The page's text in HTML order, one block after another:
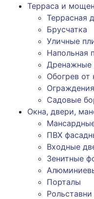
Терраса и
Террасная
Брусчатка
Уличные
Напольная
Дренажные
Обогрев от
Ограждения
Садовые
Окна, двери,
ПВХ
Входные
Зенитные
Порталы
Рольставни